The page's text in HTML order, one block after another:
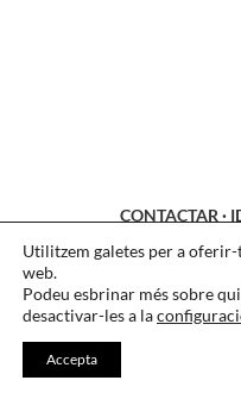
CONTACTAR ·
LEGAL·
Utilitzem galetes per a
web.
Podeu esbrinar més sobre
desactivar-les a la
Accepta